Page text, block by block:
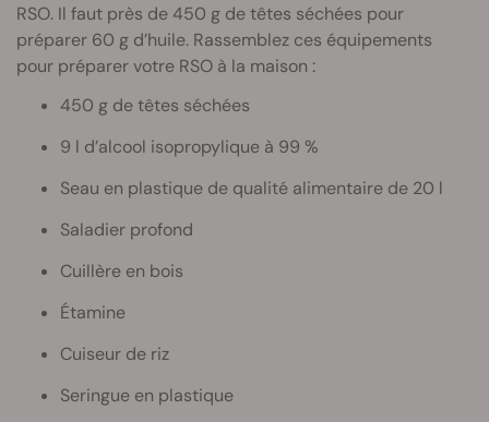
RSO. Il faut près de 450 g de têtes séchées pour
préparer 60 g d’huile. Rassemblez ces équipements
pour préparer votre RSO à la maison :
450 g de têtes séchées
9 l d’alcool isopropylique à 99 %
Seau en plastique de qualité alimentaire de 20 l
Saladier profond
Cuillère en bois
Étamine
Cuiseur de riz
Seringue en plastique